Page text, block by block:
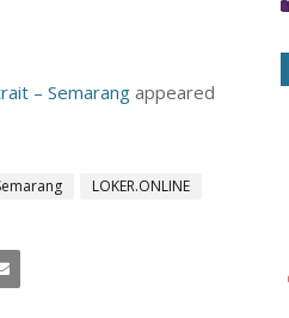
– Semarang appeared
LOKER.ONLINE